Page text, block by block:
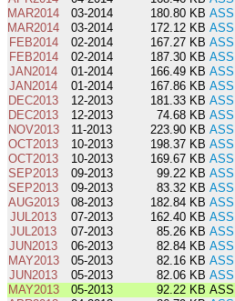
MAR2014
03-2014 180.80 KB
MAR2014
03-2014 172.12 KB
FEB2014
02-2014 167.27 KB
FEB2014
02-2014 187.30 KB
JAN2014
01-2014 166.49 KB
JAN2014
01-2014 167.86 KB
DEC2013
12-2013 181.33 KB
DEC2013
12-2013 74.68 KB
NOV2013
11-2013 223.90 KB
OCT2013
10-2013 198.37 KB
OCT2013
10-2013 169.67 KB
SEP2013
09-2013 99.22 KB
SEP2013
09-2013 83.32 KB
AUG2013
08-2013 182.84 KB
JUL2013
07-2013 162.40 KB
JUL2013
07-2013 85.26 KB
JUN2013
06-2013 82.84 KB
MAY2013
05-2013 82.16 KB
JUN2013
05-2013 82.06 KB
MAY2013
05-2013 92.22 KB